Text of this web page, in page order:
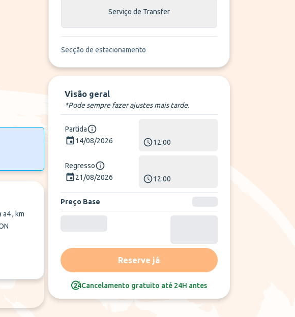
a4 , km
Serviço de Transfer
Secção de estacionamento
Visão geral
*Pode sempre fazer ajustes mais tarde.
Partida
14/08/2026
12:00
Regresso
21/08/2026
12:00
Preço Base
Reserve já
Cancelamento gratuito até 24H antes